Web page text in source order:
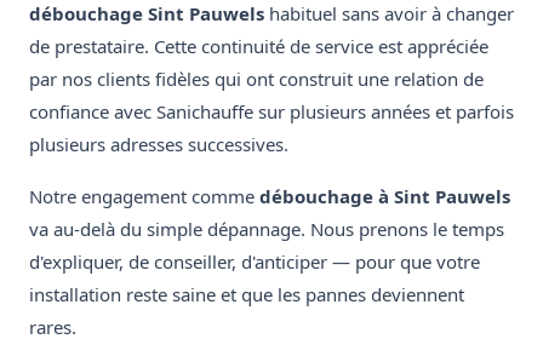
débouchage Sint Pauwels habituel sans avoir à changer
de prestataire. Cette continuité de service est appréciée
par nos clients fidèles qui ont construit une relation de
confiance avec Sanichauffe sur plusieurs années et parfois
plusieurs adresses successives.
Notre engagement comme débouchage à Sint Pauwels
va au-delà du simple dépannage. Nous prenons le temps
d'expliquer, de conseiller, d'anticiper — pour que votre
installation reste saine et que les pannes deviennent
rares.